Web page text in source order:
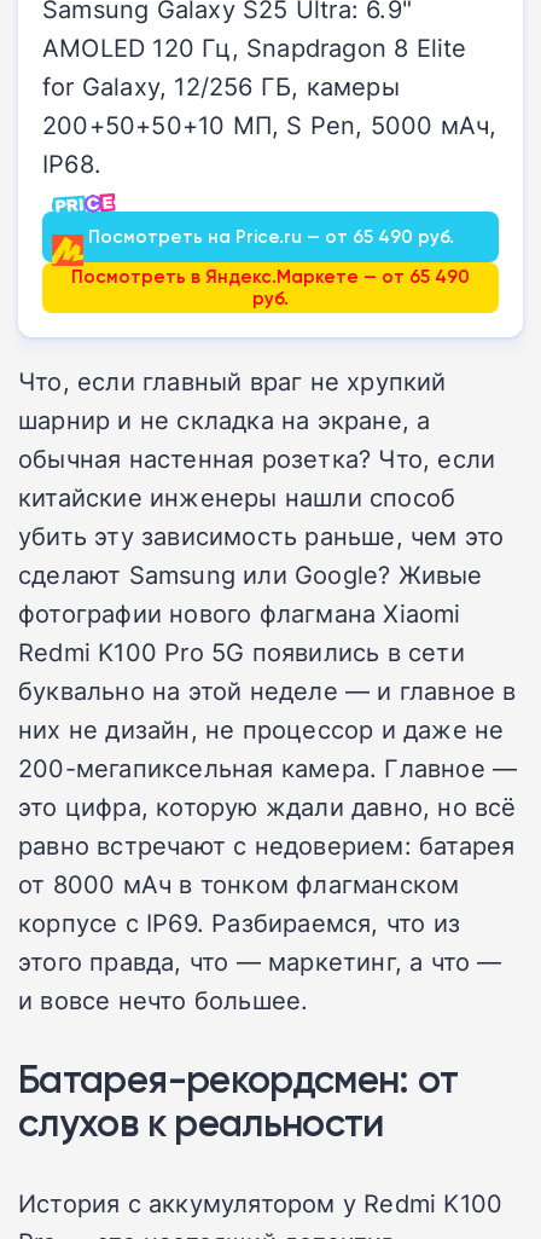
Samsung Galaxy S25 Ultra: 6.9"
AMOLED 120 Гц, Snapdragon 8 Elite
for Galaxy, 12/256 ГБ, камеры
200+50+50+10 МП, S Pen, 5000 мАч,
IP68.
Посмотреть на Price.ru — от 65 490 руб.
Посмотреть в Яндекс.Маркете — от 65 490
руб.
Что, если главный враг не хрупкий
шарнир и не складка на экране, а
обычная настенная розетка? Что, если
китайские инженеры нашли способ
убить эту зависимость раньше, чем это
сделают Samsung или Google? Живые
фотографии нового флагмана Xiaomi
Redmi K100 Pro 5G появились в сети
буквально на этой неделе — и главное в
них не дизайн, не процессор и даже не
200-мегапиксельная камера. Главное —
это цифра, которую ждали давно, но всё
равно встречают с недоверием: батарея
от 8000 мАч в тонком флагманском
корпусе с IP69. Разбираемся, что из
этого правда, что — маркетинг, а что —
и вовсе нечто большее.
Батарея-рекордсмен: от
слухов к реальности
История с аккумулятором у Redmi K100